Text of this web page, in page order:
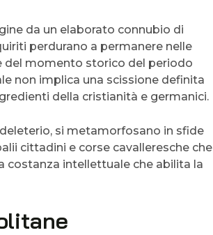
da un elaborato connubio di
perdurano a permanere nelle
del momento storico del periodo
non implica una scissione definita
della cristianità e germanici.
si metamorfosano in sfide
cittadini e corse cavalleresche che
costanza intellettuale che abilita la